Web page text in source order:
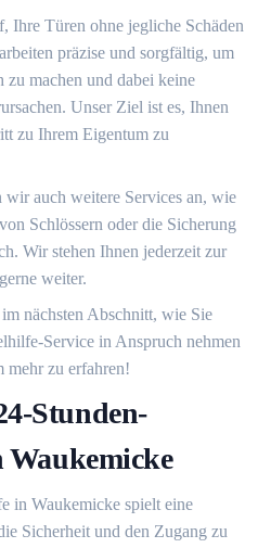
Ihre Türen ohne jegliche Schäden
präzise und sorgfältig, um
machen und dabei keine
Unser Ziel ist es, Ihnen
zu Ihrem Eigentum zu
auch weitere Services an, wie
Schlössern oder die Sicherung
Wir stehen Ihnen jederzeit zur
weiter.​
nächsten Abschnitt, wie Sie
Service in Anspruch nehmen
mehr zu erfahren!​
Stunden-
Waukemicke
in Waukemicke spielt eine
Sicherheit und den Zugang zu